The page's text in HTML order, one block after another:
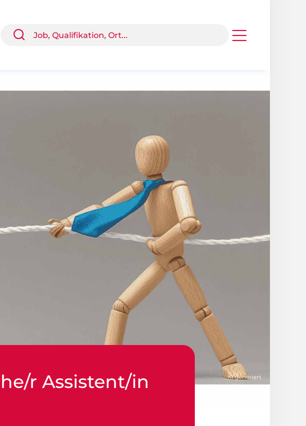
r Assistent/in